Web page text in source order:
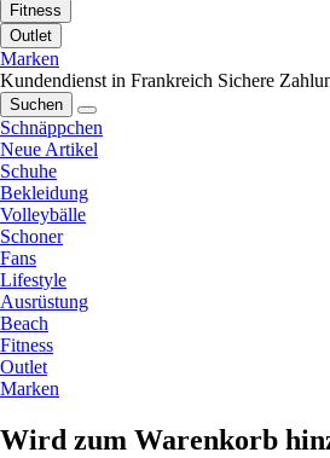
Fitness
Outlet
Marken
Kundendienst in Frankreich Sichere
Suchen
Schnäppchen
Neue Artikel
Schuhe
Bekleidung
Volleybälle
Schoner
Fans
Lifestyle
Ausrüstung
Beach
Fitness
Outlet
Marken
Wird zum Warenkorb